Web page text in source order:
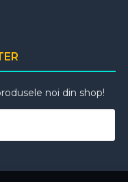
noi din shop!